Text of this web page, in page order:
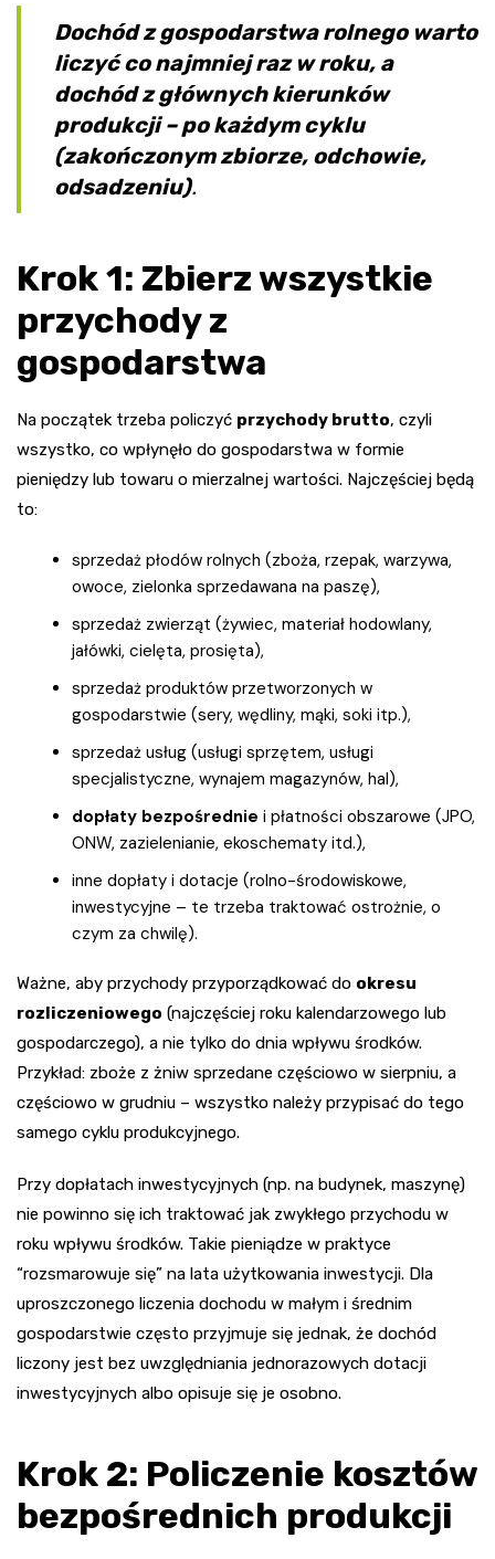
Dochód z gospodarstwa rolnego warto
liczyć co najmniej raz w roku, a
dochód z głównych kierunków
produkcji – po każdym cyklu
(zakończonym zbiorze, odchowie,
odsadzeniu).
Krok 1: Zbierz wszystkie
przychody z
gospodarstwa
Na początek trzeba policzyć przychody brutto, czyli
wszystko, co wpłynęło do gospodarstwa w formie
pieniędzy lub towaru o mierzalnej wartości. Najczęściej będą
to:
sprzedaż płodów rolnych (zboża, rzepak, warzywa,
owoce, zielonka sprzedawana na paszę),
sprzedaż zwierząt (żywiec, materiał hodowlany,
jałówki, cielęta, prosięta),
sprzedaż produktów przetworzonych w
gospodarstwie (sery, wędliny, mąki, soki itp.),
sprzedaż usług (usługi sprzętem, usługi
specjalistyczne, wynajem magazynów, hal),
dopłaty bezpośrednie i płatności obszarowe (JPO,
ONW, zazielenianie, ekoschematy itd.),
inne dopłaty i dotacje (rolno-środowiskowe,
inwestycyjne – te trzeba traktować ostrożnie, o
czym za chwilę).
Ważne, aby przychody przyporządkować do okresu
rozliczeniowego (najczęściej roku kalendarzowego lub
gospodarczego), a nie tylko do dnia wpływu środków.
Przykład: zboże z żniw sprzedane częściowo w sierpniu, a
częściowo w grudniu – wszystko należy przypisać do tego
samego cyklu produkcyjnego.
Przy dopłatach inwestycyjnych (np. na budynek, maszynę)
nie powinno się ich traktować jak zwykłego przychodu w
roku wpływu środków. Takie pieniądze w praktyce
“rozsmarowuje się” na lata użytkowania inwestycji. Dla
uproszczonego liczenia dochodu w małym i średnim
gospodarstwie często przyjmuje się jednak, że dochód
liczony jest bez uwzględniania jednorazowych dotacji
inwestycyjnych albo opisuje się je osobno.
Krok 2: Policzenie kosztów
bezpośrednich produkcji